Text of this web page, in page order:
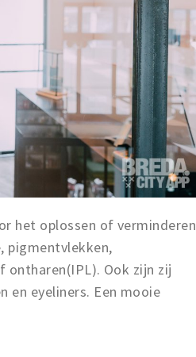
het oplossen of verminderen
pigmentvlekken,
ontharen(IPL). Ook zijn zij
en eyeliners. Een mooie